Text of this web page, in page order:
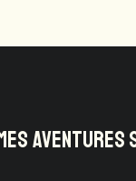
AVENTURES